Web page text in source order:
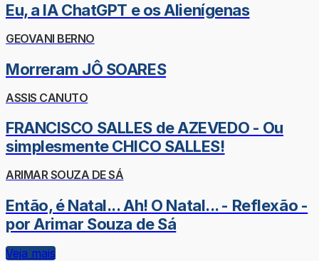
Eu, a IA ChatGPT e os Alienígenas
GEOVANI BERNO
Morreram JÔ SOARES
ASSIS CANUTO
FRANCISCO SALLES de AZEVEDO - Ou
simplesmente CHICO SALLES!
ARIMAR SOUZA DE SÁ
Então, é Natal... Ah! O Natal... - Reflexão -
por Arimar Souza de Sá
Veja mais